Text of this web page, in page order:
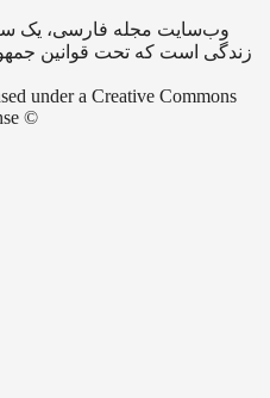
وب‌سایت مجله فارسی، یک
زندگی است که تحت قوانین
under a Creative Commons
©️